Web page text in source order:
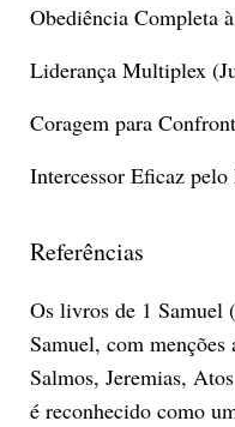
Obediência Completa
Liderança Multiplex
Coragem para
Intercessor Eficaz pelo
Referências
Os livros de 1 Samuel
Samuel, com
Salmos, Jeremias,
é reconhecido como